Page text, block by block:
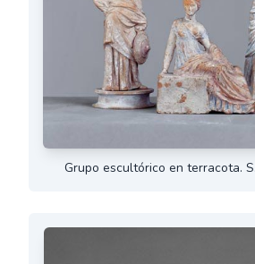
Grupo escultórico en terracota.